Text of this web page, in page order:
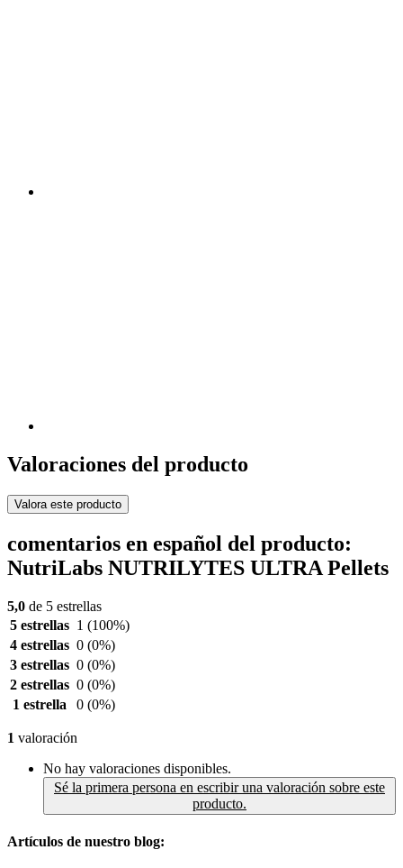
Valoraciones del producto
Valora este producto
comentarios en español del producto:
NutriLabs NUTRILYTES ULTRA Pellets
5,0 de 5 estrellas
5 estrellas 1 (100%)
4 estrellas 0 (0%)
3 estrellas 0 (0%)
2 estrellas 0 (0%)
1 estrella
0 (0%)
1 valoración
No hay valoraciones disponibles.
Sé la primera persona en escribir una valoración sobre este
producto.
Artículos de nuestro blog: